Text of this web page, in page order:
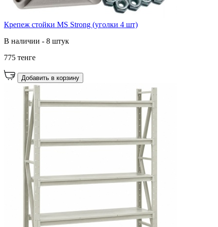
Крепеж стойки MS Strong (уголки 4 шт)
В наличии - 8 штук
775 тенге
Добавить в корзину